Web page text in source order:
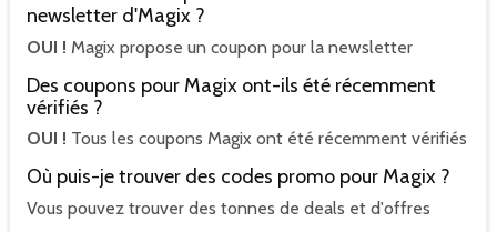
newsletter d'Magix ?
OUI ! Magix propose un coupon pour la newsletter
Des coupons pour Magix ont-ils été récemment
vérifiés ?
OUI ! Tous les coupons Magix ont été récemment vérifiés
Où puis-je trouver des codes promo pour Magix ?
Vous pouvez trouver des tonnes de deals et d'offres